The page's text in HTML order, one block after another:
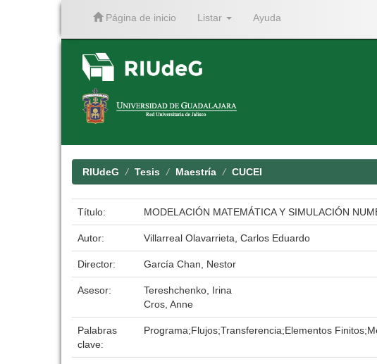
Página de inicio Listar Ayuda
RIUdeG Tesis Maestría CUCEI
Título: MODELACIÓN MATEMÁTICA Y SIMULACIÓN
Autor: Villarreal Olavarrieta, Carlos Eduardo
Director: García Chan, Nestor
Asesor:
Tereshchenko, Irina
Cros, Anne
Palabras
clave:
Programa;Flujos;Transferencia;Elementos